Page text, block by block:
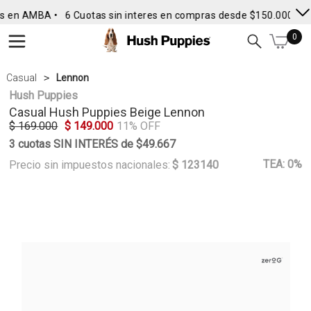
AMBA • 6 Cuotas sin interes en compras desde $150.000 •
0
Casual Lennon
Hush Puppies
Casual Hush Puppies Beige Lennon
$ 169.000 $ 149.000 11% OFF
3 cuotas SIN INTERÉS de $49.667
Precio sin impuestos nacionales: $ 123140 TEA: 0%